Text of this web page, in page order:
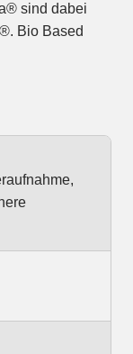
sind dabei
Bio Based